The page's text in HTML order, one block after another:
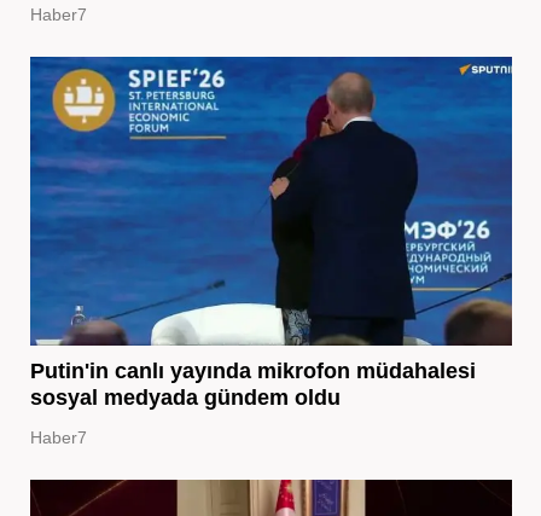
Haber7
Putin'in canlı yayında mikrofon müdahalesi
sosyal medyada gündem oldu
Haber7